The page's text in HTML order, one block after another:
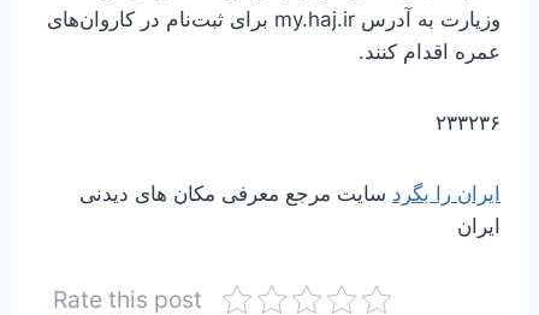
وزیارت به آدرس my.haj.ir برای ثبت‌نام در کاروان‌های
عمره اقدام کنند.
۲۳۳۲۳۶
ایران را بگرد سایت مرجع معرفی مکان های دیدنی
ایران
Rate this post